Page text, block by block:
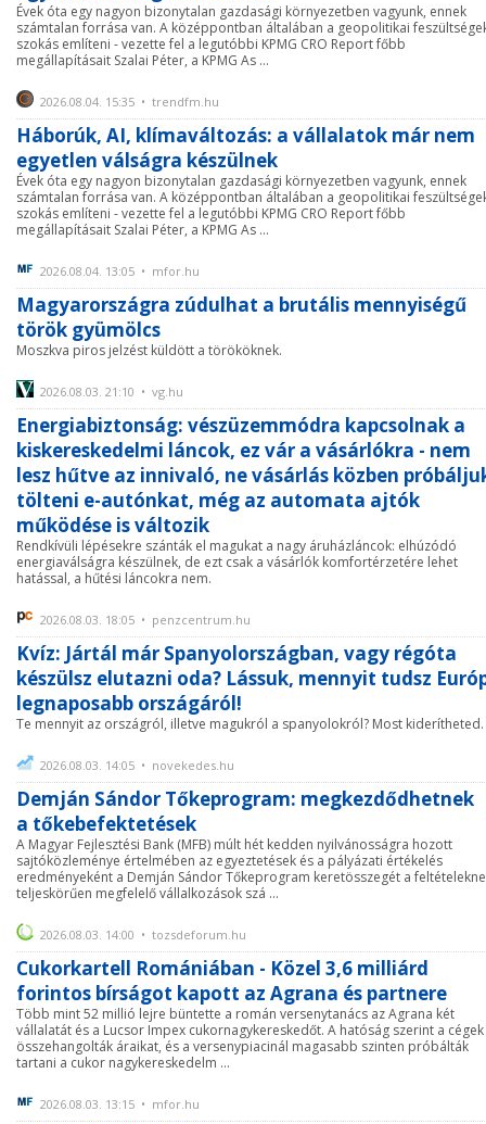
Évek óta egy nagyon bizonytalan gazdasági környezetben vagyunk, ennek
számtalan forrása van. A középpontban általában a geopolitikai
szokás említeni - vezette fel a legutóbbi KPMG CRO Report főbb
megállapításait Szalai Péter, a KPMG As ...
2026.08.04. 15:35 • trendfm.hu
Háborúk, AI, klímaváltozás: a vállalatok már nem
egyetlen válságra készülnek
Évek óta egy nagyon bizonytalan gazdasági környezetben vagyunk, ennek
számtalan forrása van. A középpontban általában a geopolitikai
szokás említeni - vezette fel a legutóbbi KPMG CRO Report főbb
megállapításait Szalai Péter, a KPMG As ...
2026.08.04. 13:05 • mfor.hu
Magyarországra zúdulhat a brutális mennyiségű
török gyümölcs
Moszkva piros jelzést küldött a törököknek.
2026.08.03. 21:10 • vg.hu
Energiabiztonság: vészüzemmódra kapcsolnak a
kiskereskedelmi láncok, ez vár a vásárlókra - nem
lesz hűtve az innivaló, ne vásárlás közben
tölteni e-autónkat, még az automata ajtók
működése is változik
Rendkívüli lépésekre szánták el magukat a nagy áruházláncok: elhúzódó
energiaválságra készülnek, de ezt csak a vásárlók komfortérzetére lehet
hatással, a hűtési láncokra nem.
2026.08.03. 18:05 • penzcentrum.hu
Kvíz: Jártál már Spanyolországban, vagy régóta
készülsz elutazni oda? Lássuk, mennyit tudsz
legnaposabb országáról!
Te mennyit az országról, illetve magukról a spanyolokról? Most kiderítheted.
2026.08.03. 14:05 • novekedes.hu
Demján Sándor Tőkeprogram: megkezdődhetnek
a tőkebefektetések
A Magyar Fejlesztési Bank (MFB) múlt hét kedden nyilvánosságra hozott
sajtóközleménye értelmében az egyeztetések és a pályázati értékelés
eredményeként a Demján Sándor Tőkeprogram keretösszegét a
teljeskörűen megfelelő vállalkozások szá ...
2026.08.03. 14:00 • tozsdeforum.hu
Cukorkartell Romániában - Közel 3,6 milliárd
forintos bírságot kapott az Agrana és partnere
Több mint 52 millió lejre büntette a román versenytanács az Agrana két
vállalatát és a Lucsor Impex cukornagykereskedőt. A hatóság szerint a cégek
összehangolták áraikat, és a versenypiacinál magasabb szinten próbálták
tartani a cukor nagykereskedelm ...
2026.08.03. 13:15 • mfor.hu